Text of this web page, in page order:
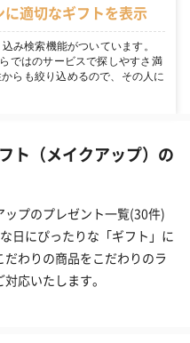
適切なギフトを表示
み検索機能がついています。
ではのサービスで探しやすさ満
らも絞り込めるので、その人に
ト（メイクアップ）の
プのプレゼント一覧(30件)
日にぴったりな「ギフト」に
わりの商品をこだわりのラ
応いたします。